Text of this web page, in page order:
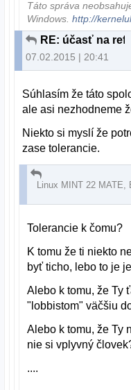
Táto správa
Windows.http://
RE: účasť na
07.02.2015 | 20:41
Súhlasím že táto
ale asi nezhodneme
Niekto si myslí že
zase tolerancie.
07.02.2015 | 21:06
Linux MINT 22 MATE,
Tolerancie k čomu?
K tomu že ti niekto
byť ticho, lebo to je
Alebo k tomu, že Ty
"lobbistom" väčšiu
Alebo k tomu, že Ty
nie si vplyvný
....